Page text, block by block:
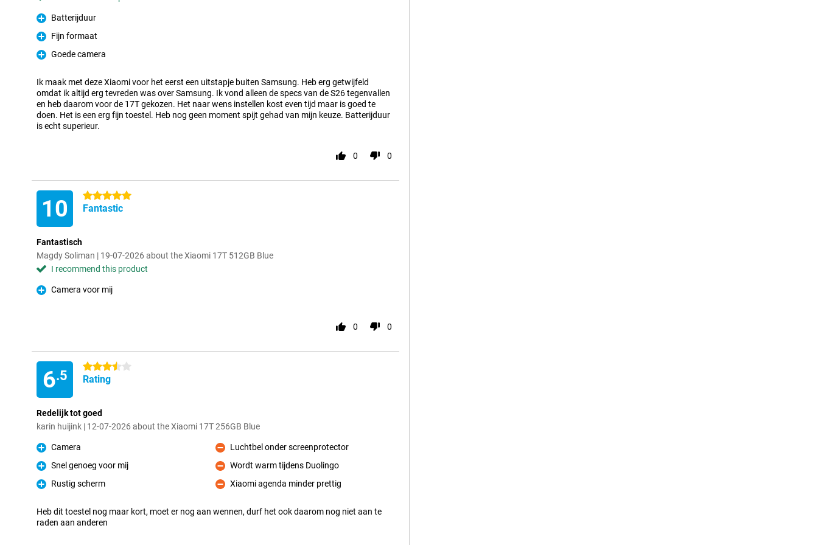
Pro
Batterijduur
Pro
Fijn formaat
Pro
Goede camera
Ik maak met deze Xiaomi voor het eerst een uitstapje buiten Samsung. Heb erg getwijfeld
omdat ik altijd erg tevreden was over Samsung. Ik vond alleen de specs van de S26 tegenvallen
en heb daarom voor de 17T gekozen. Het naar wens instellen kost even tijd maar is goed te
doen. Het is een erg fijn toestel. Heb nog geen moment spijt gehad van mijn keuze. Batterijduur
is echt superieur.
0 0
10 5 stars
Fantastic
Fantastisch
Magdy Soliman | 19-07-2026 about the Xiaomi 17T 512GB Blue
I recommend this product
Pro
Camera voor mij
0 0
6.5
3.5 stars
Rating
Redelijk tot goed
karin huijink | 12-07-2026 about the Xiaomi 17T 256GB Blue
Pro
Camera
Pro
Snel genoeg voor mij
Pro
Rustig scherm
Con
Luchtbel onder screenprotector
Con
Wordt warm tijdens Duolingo
Con
Xiaomi agenda minder prettig
Heb dit toestel nog maar kort, moet er nog aan wennen, durf het ook daarom nog niet aan te
raden aan anderen